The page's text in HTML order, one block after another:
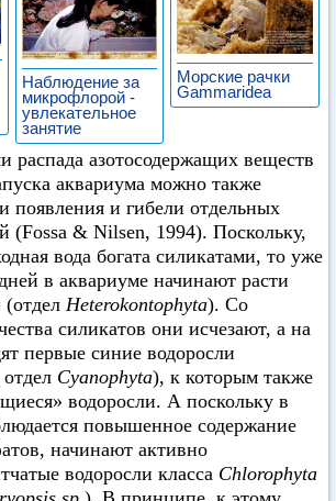
Наблюдение за
микрофлорой -
увлекательное
занятие
Морские рачки
Gammaridea
распада азотосодержащих веществ
аквариума можно также
появления и гибели отдельных
(Fossa & Nilsen, 1994). Поскольку,
вода богата силикатами, то уже
в аквариуме начинают расти
(отдел Heterokontophyta). Со
силикатов они исчезают, а на
первые синие водоросли
Cyanophyta), к которым также
водоросли. А поскольку в
повышенное содержание
начинают активно
водоросли класса Chlorophyta